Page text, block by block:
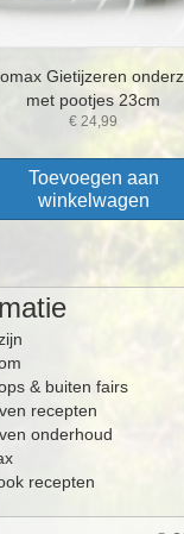
Gietijzeren
met pootjes 23cm
€ 24,99
Toevoegen aan
winkelwagen
& buiten fairs
recepten
onderhoud
recepten